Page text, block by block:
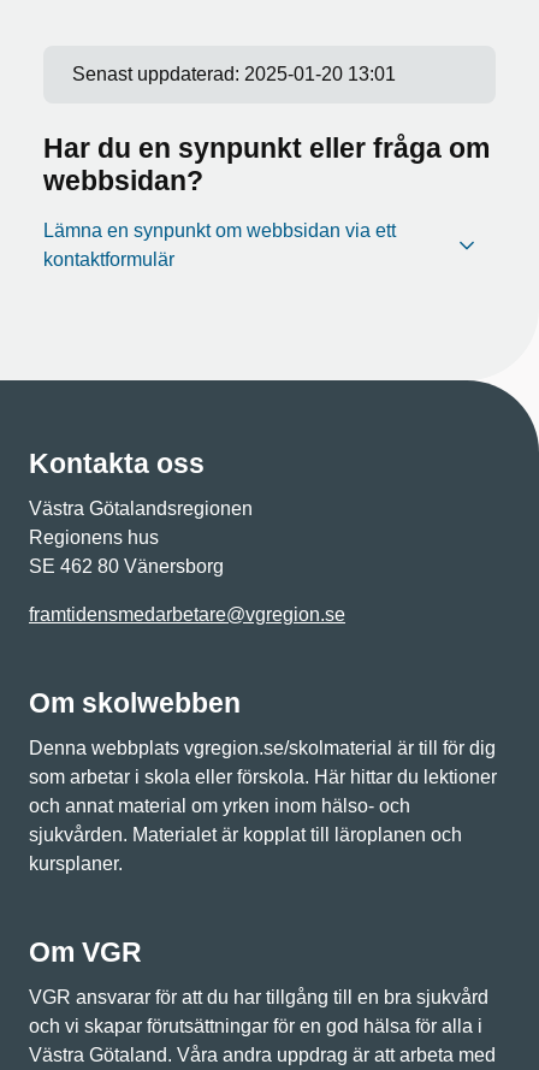
Senast uppdaterad: 2025-01-20 13:01
Har du en synpunkt eller fråga om
webbsidan?
Lämna en synpunkt om webbsidan via ett
kontaktformulär
Kontakta oss
Västra Götalandsregionen
Regionens hus
SE 462 80 Vänersborg
framtidensmedarbetare@vgregion.se
Om skolwebben
Denna webbplats vgregion.se/skolmaterial är till för dig
som arbetar i skola eller förskola. Här hittar du lektioner
och annat material om yrken inom hälso- och
sjukvården. Materialet är kopplat till läroplanen och
kursplaner.
Om VGR
VGR ansvarar för att du har tillgång till en bra sjukvård
och vi skapar förutsättningar för en god hälsa för alla i
Västra Götaland. Våra andra uppdrag är att arbeta med